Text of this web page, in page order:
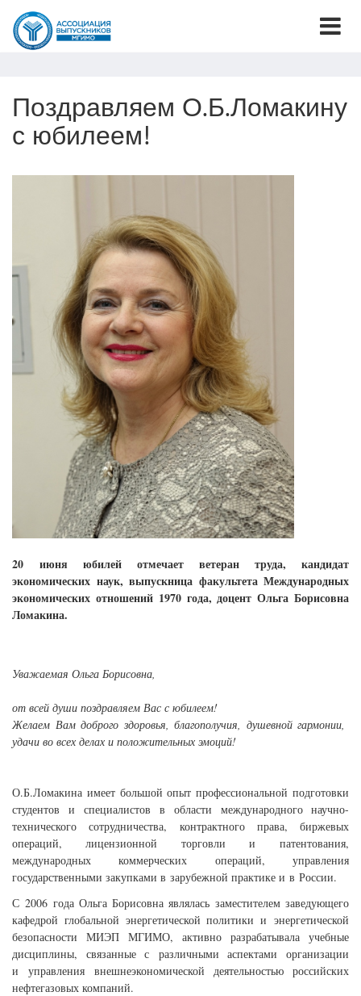
Поздравляем О.Б.Ломакину
с юбилеем!
20 июня юбилей отмечает ветеран труда, кандидат
экономических наук, выпускница факультета Международных
экономических отношений 1970 года, доцент Ольга Борисовна
Ломакина.
Уважаемая Ольга Борисовна,
от всей души поздравляем Вас с юбилеем!
Желаем Вам доброго здоровья, благополучия, душевной гармонии,
удачи во всех делах и положительных эмоций!
О.Б.Ломакина имеет большой опыт профессиональной подготовки
студентов и специалистов в области международного научно-
технического сотрудничества, контрактного права, биржевых
операций, лицензионной торговли и патентования,
международных коммерческих операций, управления
государственными закупками в зарубежной практике и в России.
С 2006 года Ольга Борисовна являлась заместителем заведующего
кафедрой глобальной энергетической политики и энергетической
безопасности МИЭП МГИМО, активно разрабатывала учебные
дисциплины, связанные с различными аспектами организации
и управления внешнеэкономической деятельностью российских
нефтегазовых компаний.